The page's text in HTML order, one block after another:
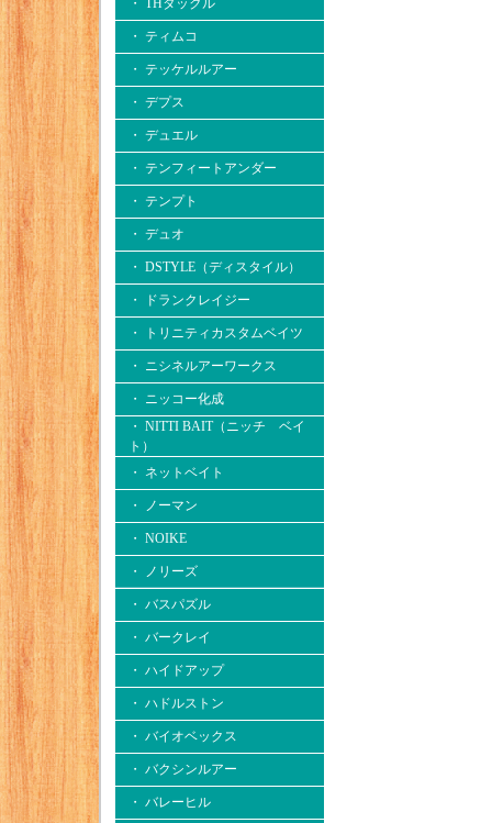
・ THタックル
・ ティムコ
・ テッケルルアー
・ デプス
・ デュエル
・ テンフィートアンダー
・ テンプト
・ デュオ
・ DSTYLE（ディスタイル）
・ ドランクレイジー
・ トリニティカスタムベイツ
・ ニシネルアーワークス
・ ニッコー化成
・ NITTI BAIT（ニッチ ベイ
ト）
・ ネットベイト
・ ノーマン
・ NOIKE
・ ノリーズ
・ バスパズル
・ バークレイ
・ ハイドアップ
・ ハドルストン
・ バイオベックス
・ バクシンルアー
・ バレーヒル